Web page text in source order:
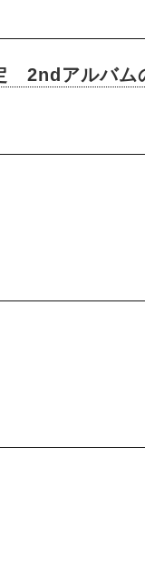
2ndアルバム